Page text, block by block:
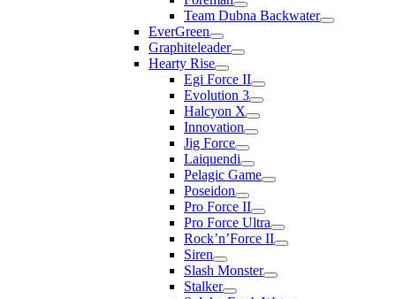
Team Dubna Backwater
EverGreen
Graphiteleader
Hearty Rise
Egi Force II
Evolution 3
Halcyon X
Innovation
Jig Force
Laiquendi
Pelagic Game
Poseidon
Pro Force II
Pro Force Ultra
Rock’n’Force II
Siren
Slash Monster
Stalker